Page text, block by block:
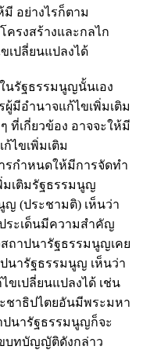
อย่างไรก็ตาม
รงสร้างและกลไก
เปลี่ยนแปลงได้
นรัฐธรรมนูญนั้นเอง
มีอำนาจแก้ไขเพิ่มเติม
ที่เกี่ยวข้อง อาจจะให้มี
ไขเพิ่มเติม
กำหนดให้มีการจัดทำ
มเติมรัฐธรรมนูญ
ญ (ประชามติ) เห็นว่า
ระเด็นมีความสำคัญ
ถาปนารัฐธรรมนูญเคย
นารัฐธรรมนูญ เห็นว่า
ขเปลี่ยนแปลงได้ เช่น
ชาธิปไตยอันมีพระมหา
ปนารัฐธรรมนูญก็จะ
บทบัญญัติดังกล่าว